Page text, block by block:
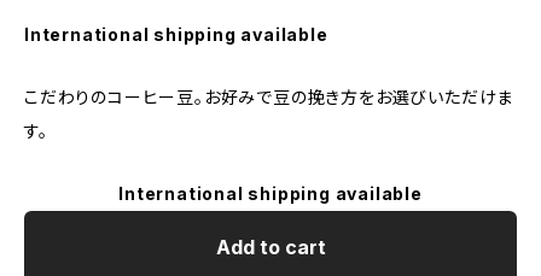
International shipping available
こだわりのコーヒー豆。お好みで豆の挽き方をお選びいただけま
す。
International shipping available
Add to cart